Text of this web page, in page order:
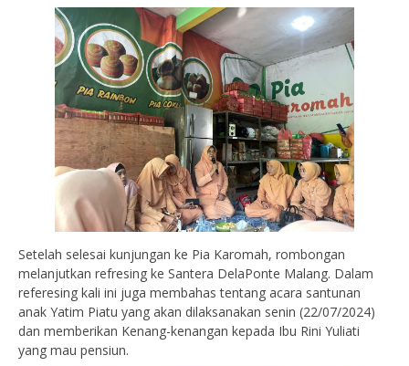
Setelah selesai kunjungan ke Pia Karomah, rombongan
melanjutkan refresing ke Santera DelaPonte Malang. Dalam
referesing kali ini juga membahas tentang acara santunan
anak Yatim Piatu yang akan dilaksanakan senin (22/07/2024)
dan memberikan Kenang-kenangan kepada Ibu Rini Yuliati
yang mau pensiun.